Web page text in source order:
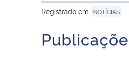
Registrado em
NOTÍCIAS